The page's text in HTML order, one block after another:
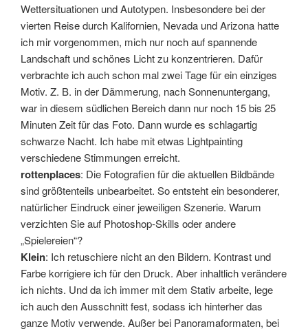
Wettersituationen und Autotypen. Insbesondere bei der
vierten Reise durch Kalifornien, Nevada und Arizona hatte
ich mir vorgenommen, mich nur noch auf spannende
Landschaft und schönes Licht zu konzentrieren. Dafür
verbrachte ich auch schon mal zwei Tage für ein einziges
Motiv. Z. B. in der Dämmerung, nach Sonnenuntergang,
war in diesem südlichen Bereich dann nur noch 15 bis 25
Minuten Zeit für das Foto. Dann wurde es schlagartig
schwarze Nacht. Ich habe mit etwas Lightpainting
verschiedene Stimmungen erreicht.
rottenplaces: Die Fotografien für die aktuellen Bildbände
sind größtenteils unbearbeitet. So entsteht ein besonderer,
natürlicher Eindruck einer jeweiligen Szenerie. Warum
verzichten Sie auf Photoshop-Skills oder andere
„Spielereien“?
Klein: Ich retuschiere nicht an den Bildern. Kontrast und
Farbe korrigiere ich für den Druck. Aber inhaltlich verändere
ich nichts. Und da ich immer mit dem Stativ arbeite, lege
ich auch den Ausschnitt fest, sodass ich hinterher das
ganze Motiv verwende. Außer bei Panoramaformaten, bei